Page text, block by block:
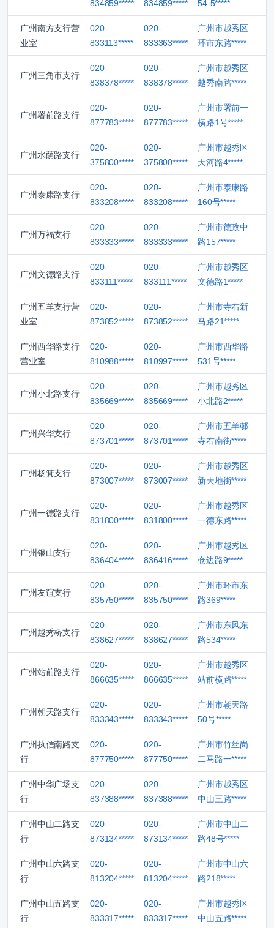
834859***** 834859***** 54-5*****
广州南方支行营
业室
020-
833113*****
020-
833363*****
广州市越秀区
环市东路*****
广州三角市支行
020-
838378*****
020-
838378*****
广州市越秀区
越秀南路*****
广州署前路支行
020-
877783*****
020-
877783*****
广州市署前一
横路1号*****
广州水荫路支行
020-
375800*****
020-
375800*****
广州市越秀区
天河路4*****
广州泰康路支行
020-
833208*****
020-
833208*****
广州市泰康路
160号*****
广州万福支行
020-
833333*****
020-
833333*****
广州市德政中
路157*****
广州文德路支行
020-
833111*****
020-
833111*****
广州市越秀区
文德路1*****
广州五羊支行营
业室
020-
873852*****
020-
873852*****
广州市寺右新
马路21*****
广州西华路支行
营业室
020-
810988*****
020-
810997*****
广州市西华路
531号*****
广州小北路支行
020-
835669*****
020-
835669*****
广州市越秀区
小北路2*****
广州兴华支行
020-
873701*****
020-
873701*****
广州市五羊邨
寺右南街*****
广州杨箕支行
020-
873007*****
020-
873007*****
广州市越秀区
新天地街*****
广州一德路支行
020-
831800*****
020-
831800*****
广州市越秀区
一德东路*****
广州银山支行
020-
836404*****
020-
836416*****
广州市越秀区
仓边路9*****
广州友谊支行
020-
835750*****
020-
835750*****
广州市环市东
路369*****
广州越秀桥支行
020-
838627*****
020-
838627*****
广州市东风东
路534*****
广州站前路支行
020-
866635*****
020-
866635*****
广州市越秀区
站前横路*****
广州朝天路支行
020-
833343*****
020-
833343*****
广州市朝天路
50号*****
广州执信南路支
行
020-
877750*****
020-
877750*****
广州市竹丝岗
二马路一*****
广州中华广场支
行
020-
837388*****
020-
837388*****
广州市越秀区
中山三路*****
广州中山二路支
行
020-
873134*****
020-
873134*****
广州市中山二
路48号*****
广州中山六路支
行
020-
813204*****
020-
813204*****
广州市中山六
路218*****
广州中山五路支
行
020-
833317*****
020-
833317*****
广州市越秀区
中山五路*****